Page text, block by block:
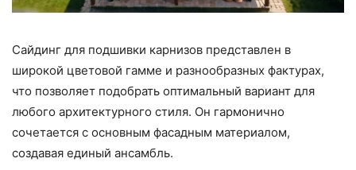
Сайдинг для подшивки карнизов представлен в
широкой цветовой гамме и разнообразных фактурах,
что позволяет подобрать оптимальный вариант для
любого архитектурного стиля. Он гармонично
сочетается с основным фасадным материалом,
создавая единый ансамбль.